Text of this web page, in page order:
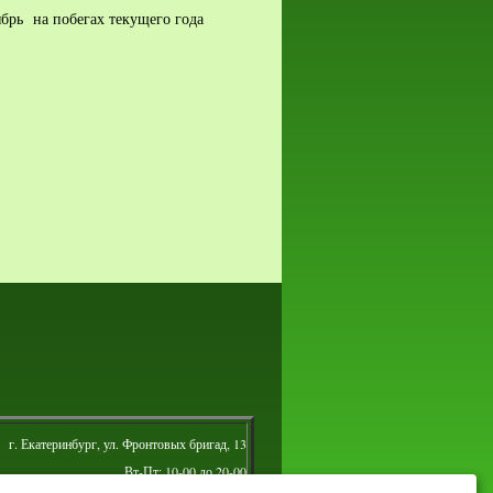
на побегах текущего года
г. Екатеринбург, ул. Фронтовых бригад, 13
Вт-Пт: 10-00 до 20-00